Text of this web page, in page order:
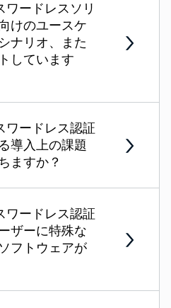
ードレスソリ
けのユースケ
ナリオ、また
しています
ードレス認証
導入上の課題
ますか？
ードレス認証
ザーに特殊な
フトウェアが